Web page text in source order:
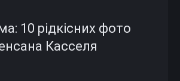
10 рідкісних фото
Касселя